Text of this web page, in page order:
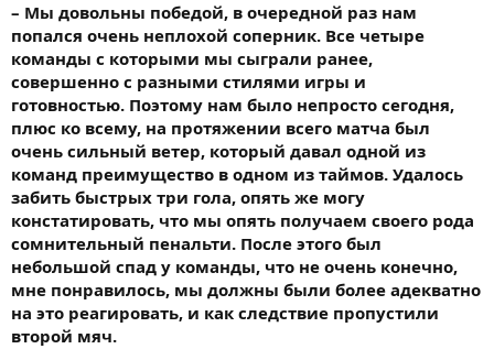
– Мы довольны победой, в очередной раз нам
попался очень неплохой соперник. Все четыре
команды с которыми мы сыграли ранее,
совершенно с разными стилями игры и
готовностью. Поэтому нам было непросто сегодня,
плюс ко всему, на протяжении всего матча был
очень сильный ветер, который давал одной из
команд преимущество в одном из таймов. Удалось
забить быстрых три гола, опять же могу
констатировать, что мы опять получаем своего рода
сомнительный пенальти. После этого был
небольшой спад у команды, что не очень конечно,
мне понравилось, мы должны были более адекватно
на это реагировать, и как следствие пропустили
второй мяч.